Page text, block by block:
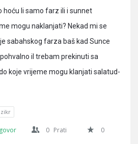
hoću li samo farz ili i sunnet
mogu naklanjati? Nekad mi se
sabahskog farza baš kad Sunce
il trebam prekinuti sa
koje vrijeme mogu klanjati salatud-
zikr
0 Prati
0